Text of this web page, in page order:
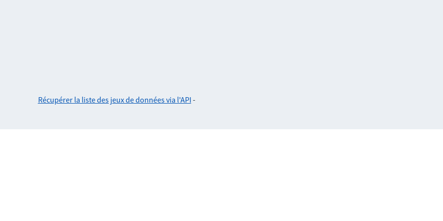
Récupérer la liste des jeux de données via l'API -